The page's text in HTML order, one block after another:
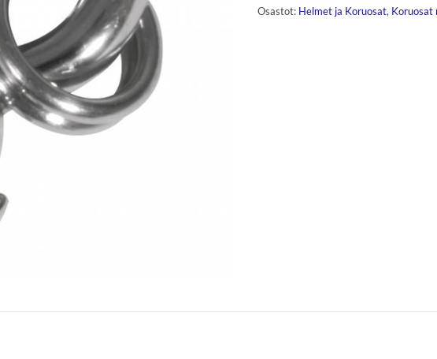
Osastot: Helmet ja Koruosat, Koruosat